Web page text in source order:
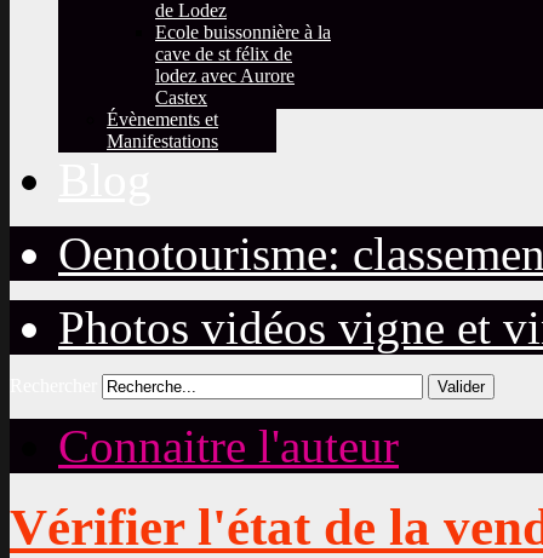
de Lodez
Ecole buissonnière à la
cave de st félix de
lodez avec Aurore
Castex
Évènements et
Manifestations
Oenotourisme:
Photos vidéos vigne et
Valider
Connaitre l'auteur
Vérifier l'état de la